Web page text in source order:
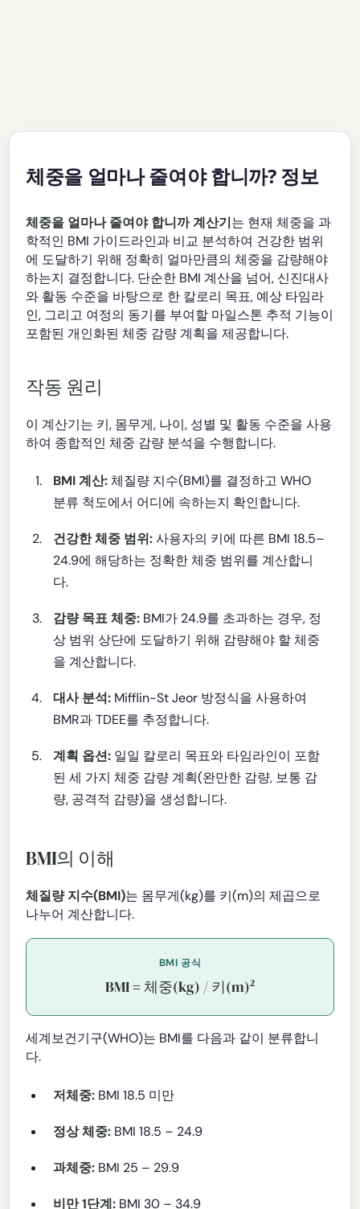
체중을 얼마나 줄여야 합니까? 정보
체중을 얼마나 줄여야 합니까 계산기는 현재 체중을 과
학적인 BMI 가이드라인과 비교 분석하여 건강한 범위
에 도달하기 위해 정확히 얼마만큼의 체중을 감량해야
하는지 결정합니다. 단순한 BMI 계산을 넘어, 신진대사
와 활동 수준을 바탕으로 한 칼로리 목표, 예상 타임라
인, 그리고 여정의 동기를 부여할 마일스톤 추적 기능이
포함된 개인화된 체중 감량 계획을 제공합니다.
작동 원리
이 계산기는 키, 몸무게, 나이, 성별 및 활동 수준을 사용
하여 종합적인 체중 감량 분석을 수행합니다.
BMI 계산:체질량 지수(BMI)를 결정하고 WHO
분류 척도에서 어디에 속하는지 확인합니다.
건강한 체중 범위:사용자의 키에 따른 BMI 18.5–
24.9에 해당하는 정확한 체중 범위를 계산합니
다.
감량 목표 체중: BMI가 24.9를 초과하는 경우, 정
상 범위 상단에 도달하기 위해 감량해야 할 체중
을 계산합니다.
대사 분석: Mifflin-St Jeor 방정식을 사용하여
BMR과 TDEE를 추정합니다.
계획 옵션: 일일 칼로리 목표와 타임라인이 포함
된 세 가지 체중 감량 계획(완만한 감량, 보통 감
량, 공격적 감량)을 생성합니다.
BMI의 이해
체질량 지수(BMI)는 몸무게(kg)를 키(m)의 제곱으로
나누어 계산합니다.
BMI 공식
BMI = 체중(kg) / 키(m)²
세계보건기구(WHO)는 BMI를 다음과 같이 분류합니
다.
저체중: BMI 18.5 미만
정상 체중: BMI 18.5 – 24.9
과체중: BMI 25 – 29.9
비만 1단계: BMI 30 – 34.9